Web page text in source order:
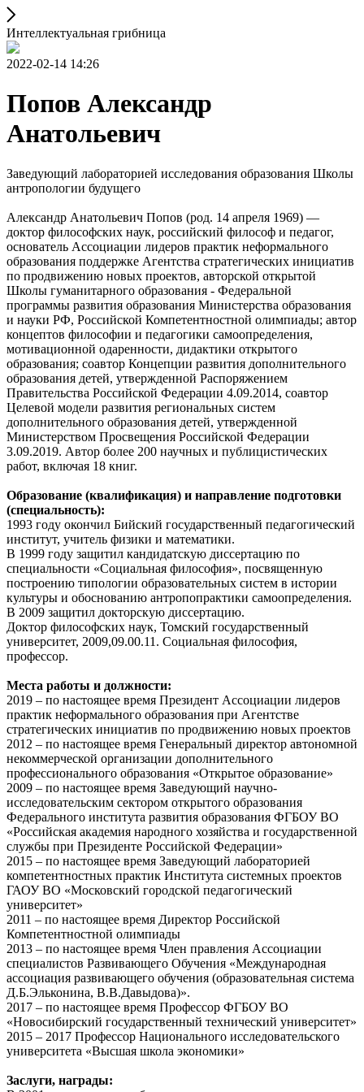
Интеллектуальная грибница
2022-02-14 14:26
Попов Александр
Анатольевич
Заведующий лабораторией исследования образования Школы
антропологии будущего
Александр Анатольевич Попов (род. 14 апреля 1969) —
доктор философских наук, российский философ и педагог,
основатель Ассоциации лидеров практик неформального
образования поддержке Агентства стратегических инициатив
по продвижению новых проектов, авторской открытой
Школы гуманитарного образования - Федеральной
программы развития образования Министерства образования
и науки РФ, Российской Компетентностной олимпиады; автор
концептов философии и педагогики самоопределения,
мотивационной одаренности, дидактики открытого
образования; соавтор Концепции развития дополнительного
образования детей, утвержденной Распоряжением
Правительства Российской Федерации 4.09.2014, соавтор
Целевой модели развития региональных систем
дополнительного образования детей, утвержденной
Министерством Просвещения Российской Федерации
3.09.2019. Автор более 200 научных и публицистических
работ, включая 18 книг.
Образование (квалификация) и направление подготовки
(специальность):
1993 году окончил Бийский государственный педагогический
институт, учитель физики и математики.
В 1999 году защитил кандидатскую диссертацию по
специальности «Социальная философия», посвященную
построению типологии образовательных систем в истории
культуры и обоснованию антропопрактики самоопределения.
В 2009 защитил докторскую диссертацию.
Доктор философских наук, Томский государственный
университет, 2009,09.00.11. Социальная философия,
профессор.
Места работы и должности:
2019 – по настоящее время Президент Ассоциации лидеров
практик неформального образования при Агентстве
стратегических инициатив по продвижению новых проектов
2012 – по настоящее время Генеральный директор автономной
некоммерческой организации дополнительного
профессионального образования «Открытое образование»
2009 – по настоящее время Заведующий научно-
исследовательским сектором открытого образования
Федерального института развития образования ФГБОУ ВО
«Российская академия народного хозяйства и государственной
службы при Президенте Российской Федерации»
2015 – по настоящее время Заведующий лабораторией
компетентностных практик Института системных проектов
ГАОУ ВО «Московский городской педагогический
университет»
2011 – по настоящее время Директор Российской
Компетентностной олимпиады
2013 – по настоящее время Член правления Ассоциации
специалистов Развивающего Обучения «Международная
ассоциация развивающего обучения (образовательная система
Д.Б.Эльконина, В.В.Давыдова)».
2017 – по настоящее время Профессор ФГБОУ ВО
«Новосибирский государственный технический университет»
2015 – 2017 Профессор Национального исследовательского
университета «Высшая школа экономики»
Заслуги, награды: